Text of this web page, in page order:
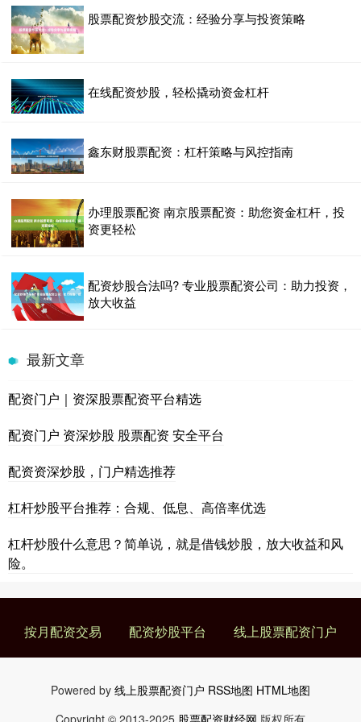
股票配资炒股交流：经验分享与投资策略
在线配资炒股，轻松撬动资金杠杆
鑫东财股票配资：杠杆策略与风控指南
办理股票配资 南京股票配资：助您资金杠杆，投
资更轻松
配资炒股合法吗? 专业股票配资公司：助力投资，
放大收益
最新文章
配资门户｜资深股票配资平台精选
配资门户 资深炒股 股票配资 安全平台
配资资深炒股，门户精选推荐
杠杆炒股平台推荐：合规、低息、高倍率优选
杠杆炒股什么意思？简单说，就是借钱炒股，放大收益和风
险。
按月配资交易 配资炒股平台 线上股票配资门户
Powered by 线上股票配资门户 RSS地图 HTML地图